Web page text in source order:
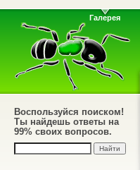
Галерея
Воспользуйся поиском!
Ты найдешь ответы на
99% своих вопросов.